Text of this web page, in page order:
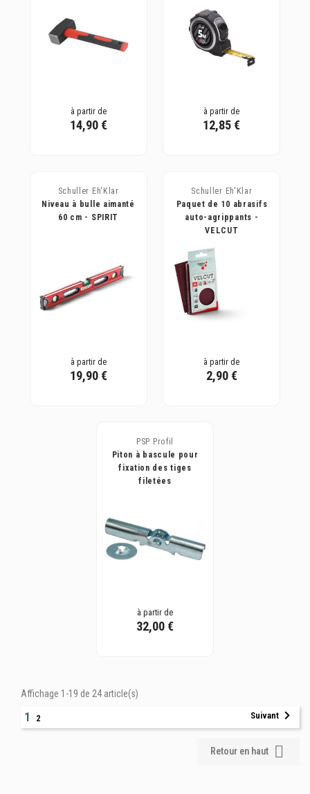
à partir de
14,90 €
à partir de
12,85 €
Schuller Eh'Klar
Niveau à bulle aimanté
60 cm - SPIRIT
à partir de
19,90 €
Schuller Eh'Klar
Paquet de 10 abrasifs
auto-agrippants -
VELCUT
à partir de
2,90 €
PSP Profil
Piton à bascule pour
fixation des tiges
filetées
à partir de
32,00 €
Affichage 1-19 de 24 article(s)
1 2 Suivant
Retour en haut 